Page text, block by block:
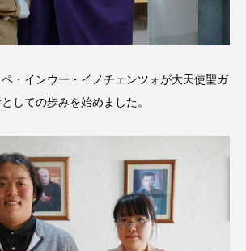
・インウー・イノチェンツォが大天使聖ガ
しての歩みを始めました。